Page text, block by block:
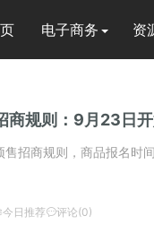
电子商务 资
商规则：9月23日
售招商规则，商品报名
今日推荐评论(0)